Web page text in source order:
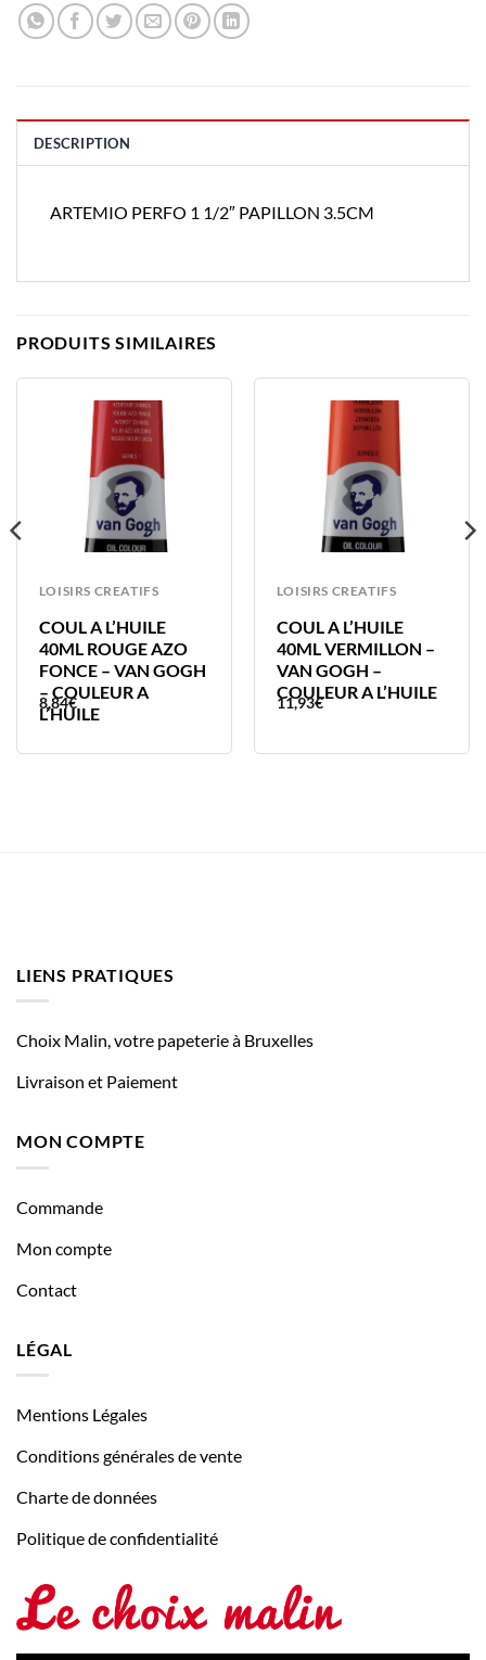
DESCRIPTION
ARTEMIO PERFO 1 1/2″ PAPILLON 3.5CM
PRODUITS SIMILAIRES
LOISIRS CREATIFS
COUL A L’HUILE
40ML ROUGE AZO
FONCE – VAN GOGH
– COULEUR A
L’HUILE
8,84€
LOISIRS CREATIFS
COUL A L’HUILE
40ML VERMILLON –
VAN GOGH –
COULEUR A L’HUILE
11,93€
LIENS PRATIQUES
Choix Malin, votre papeterie à Bruxelles
Livraison et Paiement
MON COMPTE
Commande
Mon compte
Contact
LÉGAL
Mentions Légales
Conditions générales de vente
Charte de données
Politique de confidentialité